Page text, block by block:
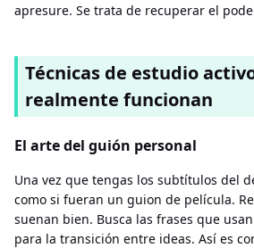
apresure. Se trata de recuperar el
Técnicas de estudio
realmente funcionan
El arte del guión personal
Una vez que tengas los subtítulos del
como si fueran un guion de película.
suenan bien. Busca las frases que
para la transición entre ideas. Así es